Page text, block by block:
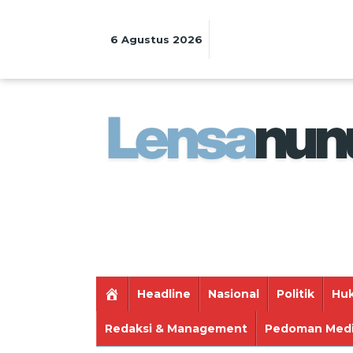
6 Agustus 2026
Headline Nasional Politik
Redaksi & Management Pedoman